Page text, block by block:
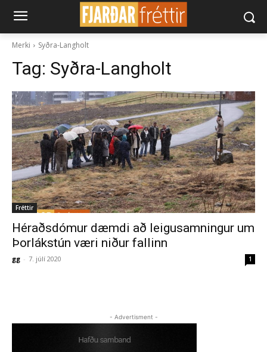
Merki Syðra-Langholt
Tag: Syðra-Langholt
Fréttir
Héraðsdómur dæmdi að leigusamningur um
Þorlákstún væri niður fallinn
gg - 7. júlí 2020 1
- Advertisment -